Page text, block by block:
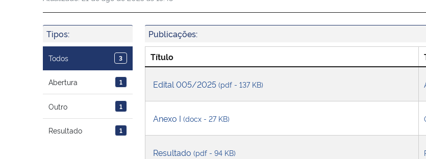
Tipos:
Todos 3
Abertura 1
Outro 1
Resultado 1
Publicações:
Título
Edital 005/2025 (pdf - 137 KB)
Anexo I (docx - 27 KB)
Resultado (pdf - 94 KB)